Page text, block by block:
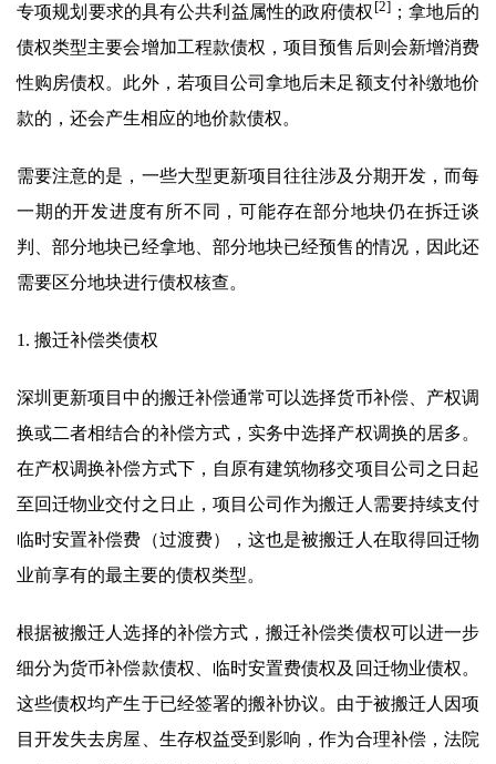
专项规划要求的具有公共利益属性的政府债权 [2]；拿地后的
债权类型主要会增加工程款债权，项目预售后则会新增消费
性购房债权。此外，若项目公司拿地后未足额支付补缴地价
款的，还会产生相应的地价款债权。
需要注意的是，一些大型更新项目往往涉及分期开发，而每
一期的开发进度有所不同，可能存在部分地块仍在拆迁谈
判、部分地块已经拿地、部分地块已经预售的情况，因此还
需要区分地块进行债权核查。
1. 搬迁补偿类债权
深圳更新项目中的搬迁补偿通常可以选择货币补偿、产权调
换或二者相结合的补偿方式，实务中选择产权调换的居多。
在产权调换补偿方式下，自原有建筑物移交项目公司之日起
至回迁物业交付之日止，项目公司作为搬迁人需要持续支付
临时安置补偿费（过渡费），这也是被搬迁人在取得回迁物
业前享有的最主要的债权类型。
根据被搬迁人选择的补偿方式，搬迁补偿类债权可以进一步
细分为货币补偿款债权、临时安置费债权及回迁物业债权。
这些债权均产生于已经签署的搬补协议。由于被搬迁人因项
目开发失去房屋、生存权益受到影响，作为合理补偿，法院